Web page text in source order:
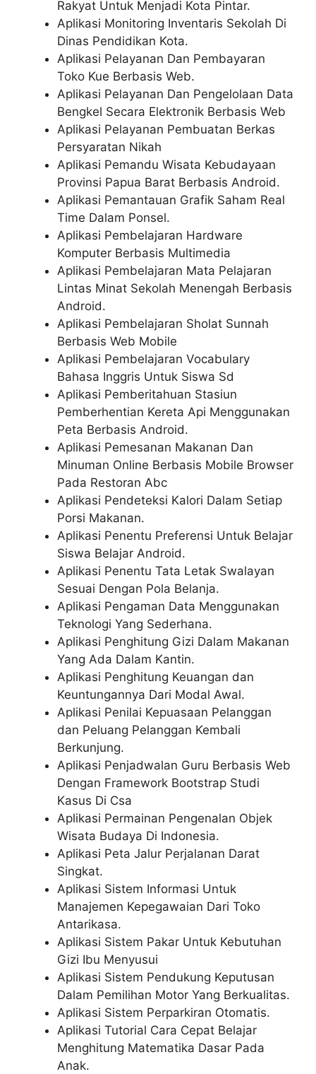
Rakyat Untuk Menjadi Kota Pintar.
Aplikasi Monitoring Inventaris Sekolah Di
Dinas Pendidikan Kota.
Aplikasi Pelayanan Dan Pembayaran
Toko Kue Berbasis Web.
Aplikasi Pelayanan Dan Pengelolaan Data
Bengkel Secara Elektronik Berbasis Web
Aplikasi Pelayanan Pembuatan Berkas
Persyaratan Nikah
Aplikasi Pemandu Wisata Kebudayaan
Provinsi Papua Barat Berbasis Android.
Aplikasi Pemantauan Grafik Saham Real
Time Dalam Ponsel.
Aplikasi Pembelajaran Hardware
Komputer Berbasis Multimedia
Aplikasi Pembelajaran Mata Pelajaran
Lintas Minat Sekolah Menengah Berbasis
Android.
Aplikasi Pembelajaran Sholat Sunnah
Berbasis Web Mobile
Aplikasi Pembelajaran Vocabulary
Bahasa Inggris Untuk Siswa Sd
Aplikasi Pemberitahuan Stasiun
Pemberhentian Kereta Api Menggunakan
Peta Berbasis Android.
Aplikasi Pemesanan Makanan Dan
Minuman Online Berbasis Mobile Browser
Pada Restoran Abc
Aplikasi Pendeteksi Kalori Dalam Setiap
Porsi Makanan.
Aplikasi Penentu Preferensi Untuk Belajar
Siswa Belajar Android.
Aplikasi Penentu Tata Letak Swalayan
Sesuai Dengan Pola Belanja.
Aplikasi Pengaman Data Menggunakan
Teknologi Yang Sederhana.
Aplikasi Penghitung Gizi Dalam Makanan
Yang Ada Dalam Kantin.
Aplikasi Penghitung Keuangan dan
Keuntungannya Dari Modal Awal.
Aplikasi Penilai Kepuasaan Pelanggan
dan Peluang Pelanggan Kembali
Berkunjung.
Aplikasi Penjadwalan Guru Berbasis Web
Dengan Framework Bootstrap Studi
Kasus Di Csa
Aplikasi Permainan Pengenalan Objek
Wisata Budaya Di Indonesia.
Aplikasi Peta Jalur Perjalanan Darat
Singkat.
Aplikasi Sistem Informasi Untuk
Manajemen Kepegawaian Dari Toko
Antarikasa.
Aplikasi Sistem Pakar Untuk Kebutuhan
Gizi Ibu Menyusui
Aplikasi Sistem Pendukung Keputusan
Dalam Pemilihan Motor Yang Berkualitas.
Aplikasi Sistem Perparkiran Otomatis.
Aplikasi Tutorial Cara Cepat Belajar
Menghitung Matematika Dasar Pada
Anak.